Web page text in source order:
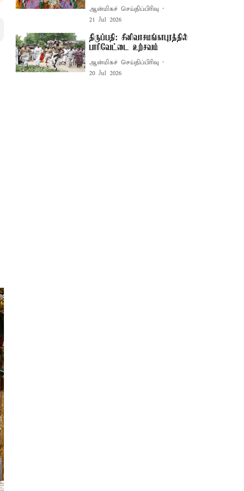
ஆன்மிகச் செய்திப்பிரிவு
21 Jul 2026
திருப்பதி: சீனிவாசமங்காபுரத்தில்
பாரிவேட்டை உற்சவம்
ஆன்மிகச் செய்திப்பிரிவு
20 Jul 2026